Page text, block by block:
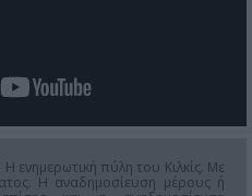
ενημερωτική πύλη του Κιλκίς. Με
Η αναδημοσίευση μέρους ή